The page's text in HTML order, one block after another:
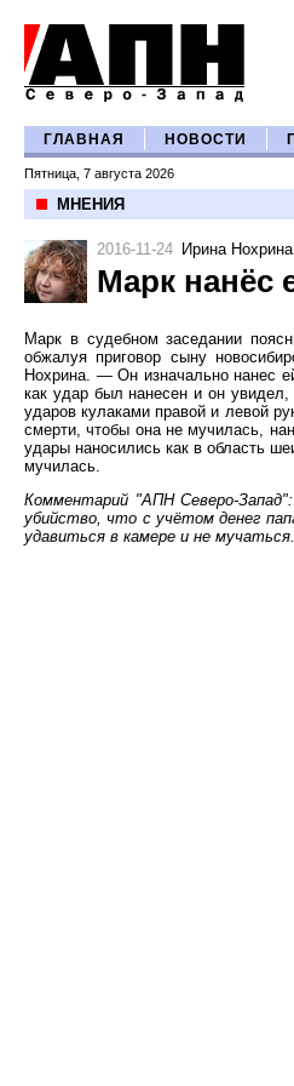
ГЛАВНАЯ НОВОСТИ
Пятница, 7 августа 2026
МНЕНИЯ
2016-11-24 Ирина Нохрина
Марк нанёс
Марк в судебном заседании
обжалуя приговор сыну
Нохрина. — Он изначально нанес
как удар был нанесен и он
ударов кулаками правой и левой
смерти, чтобы она не мучилась,
удары наносились как в область
мучилась.
Комментарий "АПН Северо-
убийство, что с учётом денег
удавиться в камере и не мучаться.